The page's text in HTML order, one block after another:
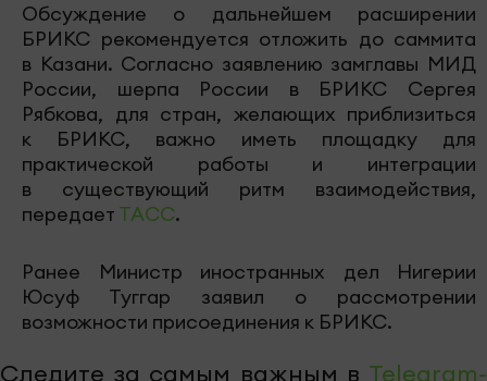
Обсуждение о дальнейшем расширении
БРИКС рекомендуется отложить до саммита
в Казани. Согласно заявлению замглавы МИД
России, шерпа России в БРИКС Сергея
Рябкова, для стран, желающих приблизиться
к БРИКС, важно иметь площадку для
практической работы и интеграции
в существующий ритм взаимодействия,
передает ТАСС.
Ранее Министр иностранных дел Нигерии
Юсуф Туггар заявил о рассмотрении
возможности присоединения к БРИКС.
Следите за самым важным в Telegram-